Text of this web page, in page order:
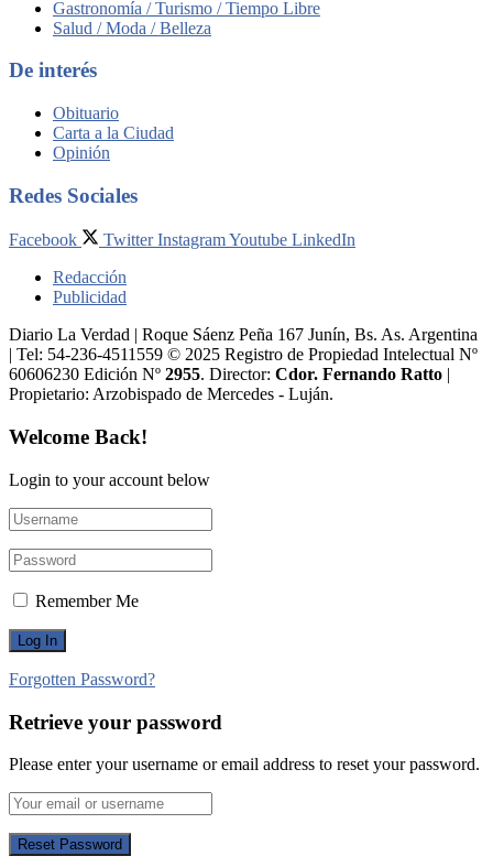
Gastronomía / Turismo / Tiempo Libre
Salud / Moda / Belleza
De interés
Obituario
Carta a la Ciudad
Opinión
Redes Sociales
Facebook Twitter InstagramYoutube LinkedIn
Redacción
Publicidad
Diario La Verdad | Roque Sáenz Peña 167 Junín, Bs. As. Argentina
| Tel: 54-236-4511559 © 2025 Registro de Propiedad Intelectual Nº
60606230 Edición Nº 2955. Director:​ Cdor. Fernando Ratto |
Propietario:​ Arzobispado de Mercedes - Luján.
Welcome Back!
Login to your account below
Remember Me
Forgotten Password?
Retrieve your password
Please enter your username or email address to reset your password.